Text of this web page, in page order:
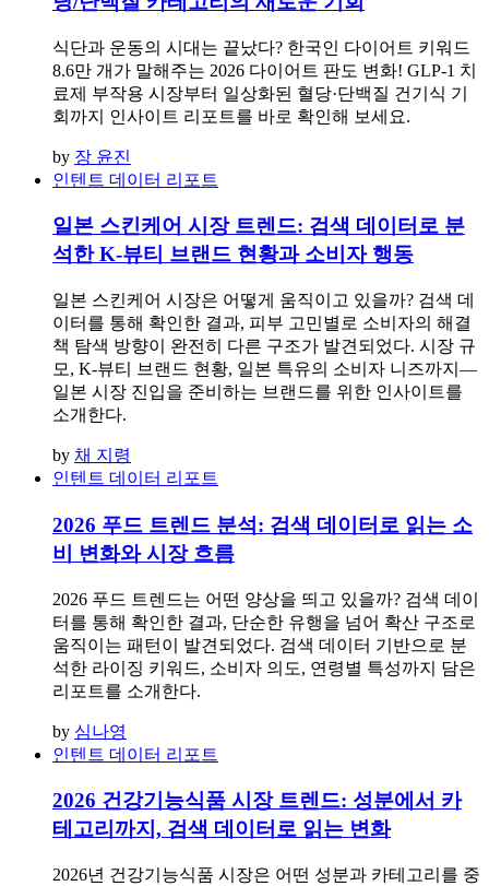
식단과 운동의 시대는 끝났다? 한국인 다이어트 키워드
8.6만 개가 말해주는 2026 다이어트 판도 변화! GLP-1 치
료제 부작용 시장부터 일상화된 혈당·단백질 건기식 기
회까지 인사이트 리포트를 바로 확인해 보세요.
by 장 윤진
인텐트 데이터 리포트
일본 스킨케어 시장 트렌드: 검색 데이터로 분
석한 K-뷰티 브랜드 현황과 소비자 행동
일본 스킨케어 시장은 어떻게 움직이고 있을까? 검색 데
이터를 통해 확인한 결과, 피부 고민별로 소비자의 해결
책 탐색 방향이 완전히 다른 구조가 발견되었다. 시장 규
모, K-뷰티 브랜드 현황, 일본 특유의 소비자 니즈까지—
일본 시장 진입을 준비하는 브랜드를 위한 인사이트를
소개한다.
by 채 지령
인텐트 데이터 리포트
2026 푸드 트렌드 분석: 검색 데이터로 읽는 소
비 변화와 시장 흐름
2026 푸드 트렌드는 어떤 양상을 띄고 있을까? 검색 데이
터를 통해 확인한 결과, 단순한 유행을 넘어 확산 구조로
움직이는 패턴이 발견되었다. 검색 데이터 기반으로 분
석한 라이징 키워드, 소비자 의도, 연령별 특성까지 담은
리포트를 소개한다.
by 심나영
인텐트 데이터 리포트
2026 건강기능식품 시장 트렌드: 성분에서 카
테고리까지, 검색 데이터로 읽는 변화
2026년 건강기능식품 시장은 어떤 성분과 카테고리를 중